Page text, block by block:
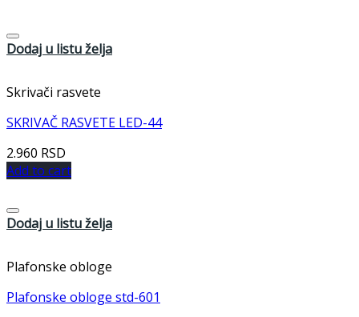
Dodaj u listu želja
Skrivači rasvete
SKRIVAČ RASVETE LED-44
2.960 RSD
Add to cart
Dodaj u listu želja
Plafonske obloge
Plafonske obloge std-601